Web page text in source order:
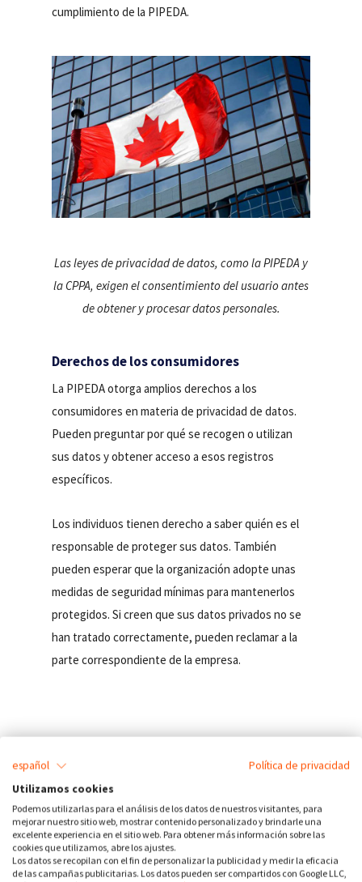
cumplimiento de la PIPEDA.
Las leyes de privacidad de datos, como la PIPEDA y
la CPPA, exigen el consentimiento del usuario antes
de obtener y procesar datos personales.
Derechos de los consumidores
La PIPEDA otorga amplios derechos a los
consumidores en materia de privacidad de datos.
Pueden preguntar por qué se recogen o utilizan
sus datos y obtener acceso a esos registros
específicos.
Los individuos tienen derecho a saber quién es el
responsable de proteger sus datos. También
pueden esperar que la organización adopte unas
medidas de seguridad mínimas para mantenerlos
protegidos. Si creen que sus datos privados no se
han tratado correctamente, pueden reclamar a la
parte correspondiente de la empresa.
¿Eres una agencia,
diseñador web u otro
español
Política de privacidad
Utilizamos cookies
Podemos utilizarlas para el análisis de los datos de nuestros visitantes, para
mejorar nuestro sitio web, mostrar contenido personalizado y brindarle una
excelente experiencia en el sitio web. Para obtener más información sobre las
cookies que utilizamos, abre los ajustes.
Los datos se recopilan con el fin de personalizar la publicidad y medir la eficacia
de las campañas publicitarias. Los datos pueden ser compartidos con Google LLC,